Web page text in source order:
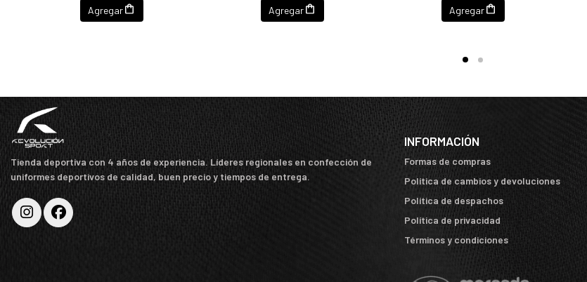
Agregar Agregar Agregar
Tienda deportiva con 4 años de experiencia. Líderes regionales en confección de
uniformes deportivos de calidad, buen precio y tiempos de entrega.
INFORMACIÓN
Formas de compras
Política de cambios y devoluciones
Política de despachos
Política de privacidad
Términos y condiciones